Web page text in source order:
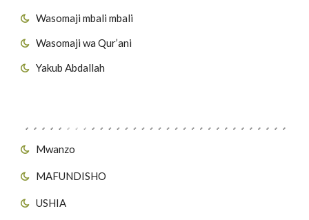
Wasomaji mbali mbali
Wasomaji wa Qur’ani
Yakub Abdallah
Mwanzo
MAFUNDISHO
USHIA